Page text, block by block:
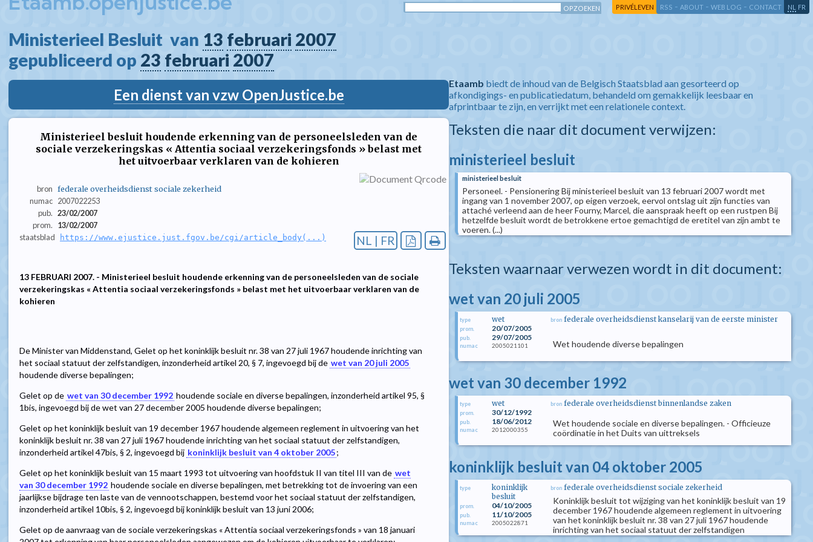
PRIVÉLEVEN RSS - ABOUT - WEB LOG - CONTACT NL FR
Ministerieel Besluit  van 13 februari 2007
gepubliceerd op 23 februari 2007
Een dienst van vzw OpenJustice.be
Ministerieel besluit houdende erkenning van de personeelsleden van de
sociale verzekeringskas « Attentia sociaal verzekeringsfonds » belast met
het uitvoerbaar verklaren van de kohieren
bron federale overheidsdienst sociale zekerheid
numac 2007022253
pub. 23/02/2007
prom.
13/02/2007
staatsblad
https://www.ejustice.just.fgov.be/cgi/article_body(...) NL | FR
13 FEBRUARI 2007. - Ministerieel besluit houdende erkenning van de personeelsleden van de sociale
verzekeringskas « Attentia sociaal verzekeringsfonds » belast met het uitvoerbaar verklaren van de
kohieren
De Minister van Middenstand, Gelet op het koninklijk besluit nr. 38 van 27 juli 1967 houdende inrichting van
het sociaal statuut der zelfstandigen, inzonderheid artikel 20, § 7, ingevoegd bij de wet van 20 juli 2005
houdende diverse bepalingen;
Gelet op de wet van 30 december 1992 houdende sociale en diverse bepalingen, inzonderheid artikel 95, §
1bis, ingevoegd bij de wet van 27 december 2005 houdende diverse bepalingen;
Gelet op het koninklijk besluit van 19 december 1967 houdende algemeen reglement in uitvoering van het
koninklijk besluit nr. 38 van 27 juli 1967 houdende inrichting van het sociaal statuut der zelfstandigen,
inzonderheid artikel 47bis, § 2, ingevoegd bij koninklijk besluit van 4 oktober 2005;
Gelet op het koninklijk besluit van 15 maart 1993 tot uitvoering van hoofdstuk II van titel III van de wet
van 30 december 1992 houdende sociale en diverse bepalingen, met betrekking tot de invoering van een
jaarlijkse bijdrage ten laste van de vennootschappen, bestemd voor het sociaal statuut der zelfstandigen,
inzonderheid artikel 10bis, § 2, ingevoegd bij koninklijk besluit van 13 juni 2006;
Gelet op de aanvraag van de sociale verzekeringskas « Attentia sociaal verzekeringsfonds » van 18 januari
Etaamb biedt de inhoud van de Belgisch Staatsblad aan gesorteerd op
afkondigings- en publicatiedatum, behandeld om gemakkelijk leesbaar en
afprintbaar te zijn, en verrijkt met een relationele context.
Teksten die naar dit document verwijzen:
ministerieel besluit
ministerieel besluit
Personeel. - Pensionering Bij ministerieel besluit van 13 februari 2007 wordt met
ingang van 1 november 2007, op eigen verzoek, eervol ontslag uit zijn functies van
attaché verleend aan de heer Fourny, Marcel, die aanspraak heeft op een rustpen Bij
hetzelfde besluit wordt de betrokkene ertoe gemachtigd de eretitel van zijn ambt te
voeren. (...)
Teksten waarnaar verwezen wordt in dit document:
wet van 20 juli 2005
type wet
prom. 20/07/2005
pub. 29/07/2005
numac 2005021101
bron federale overheidsdienst kanselarij van de eerste minister
Wet houdende diverse bepalingen
wet van 30 december 1992
type wet
prom. 30/12/1992
pub. 18/06/2012
numac 2012000355
bron federale overheidsdienst binnenlandse zaken
Wet houdende sociale en diverse bepalingen. - Officieuze
coördinatie in het Duits van uittreksels
koninklijk besluit van 04 oktober 2005
type
koninklijk
besluit
prom. 04/10/2005
pub. 11/10/2005
numac 2005022871
bron federale overheidsdienst sociale zekerheid
Koninklijk besluit tot wijziging van het koninklijk besluit van 19
december 1967 houdende algemeen reglement in uitvoering
van het koninklijk besluit nr. 38 van 27 juli 1967 houdende
inrichting van het sociaal statuut der zelfstandigen